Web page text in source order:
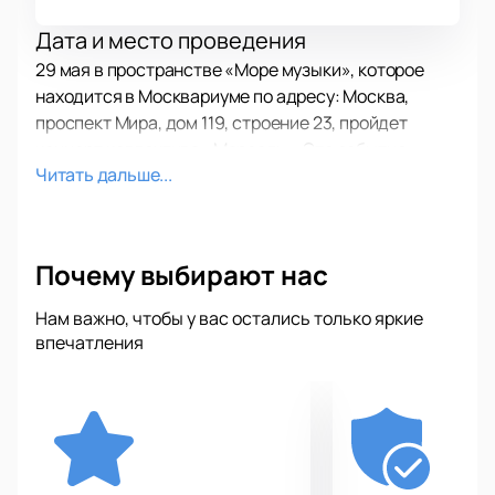
Дата и место проведения
29 мая в пространстве «Море музыки», которое
находится в Москвариуме по адресу: Москва,
проспект Мира, дом 119, строение 23, пройдет
подарит яркие впечатления всем поклонникам
Группа «Марсель» больше двадцати лет исполняет
любимые многими песни: «Эта песня для тебя»,
«Предубеждение и гордость», «Не отдам» и другие.
удивительных морских декораций. Живой звук и
атмосфера океанариума создадут особое
настроение для каждого гостя. Музыканты
Читать дальше...
Почему выбирают нас
Нам важно, чтобы у вас остались только яркие
впечатления